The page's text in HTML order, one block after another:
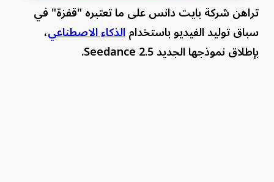
تراهن شركة بايت دانس على ما تعتبره "قفزة" في
سباق توليد الفيديو باستخدامالذكاء الاصطناعي،
بإطلاق نموذجها الجديد Seedance 2.5.